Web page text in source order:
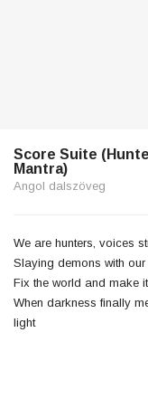
Score Suite
Mantra)
Angol dalszöveg
We are hunters, voices
Slaying demons with our
Fix the world and make
When darkness finally
light